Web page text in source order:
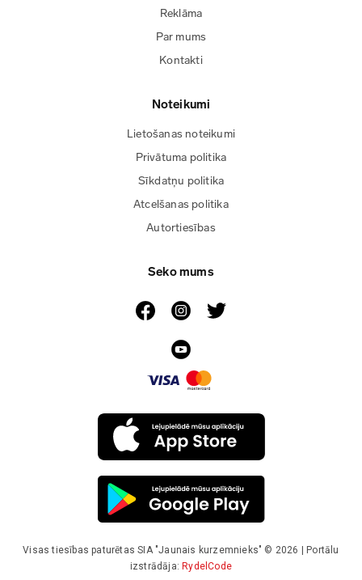
Reklāma
Par mums
Kontakti
Noteikumi
Lietošanas noteikumi
Privātuma politika
Sīkdatņu politika
Atcelšanas politika
Autortiesības
Seko mums
Visas tiesības paturētas SIA "Jaunais kurzemnieks" © 2026 | Portālu
izstrādāja: RydelCode